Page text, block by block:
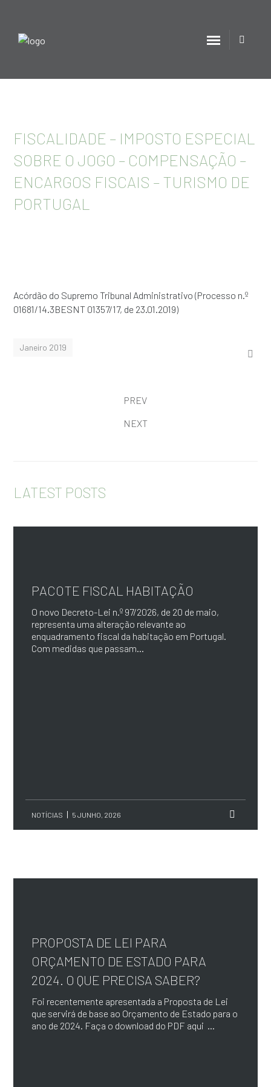
FISCALIDADE – IMPOSTO ESPECIAL
SOBRE O JOGO – COMPENSAÇÃO –
ENCARGOS FISCAIS – TURISMO DE
PORTUGAL
Acórdão do Supremo Tribunal Administrativo (Processo n.º
01681/14.3BESNT 01357/17, de 23.01.2019)
Janeiro 2019
PREV
NEXT
LATEST POSTS
PACOTE FISCAL HABITAÇÃO
O novo Decreto-Lei n.º 97/2026, de 20 de maio,
representa uma alteração relevante ao
enquadramento fiscal da habitação em Portugal.
Com medidas que passam...
NOTÍCIAS 5 JUNHO, 2026
PROPOSTA DE LEI PARA
ORÇAMENTO DE ESTADO PARA
2024. O QUE PRECISA SABER?
Foi recentemente apresentada a Proposta de Lei
que servirá de base ao Orçamento de Estado para o
ano de 2024. Faça o download do PDF aqui ...